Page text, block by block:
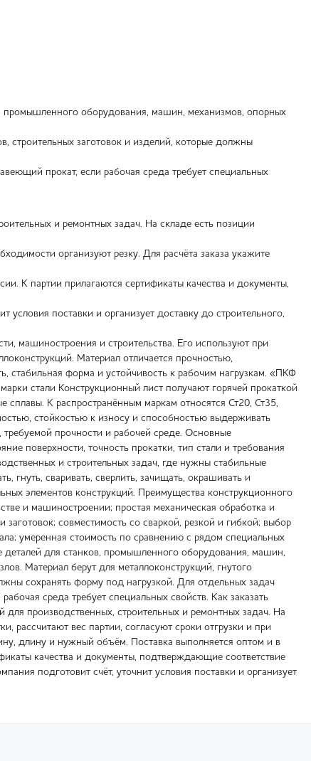
промышленного оборудования, машин, механизмов, опорных
строительных заготовок и изделий, которые должны
прокат, если рабочая среда требует специальных
и ремонтных задач. На складе есть позиции
организуют резку. Для расчёта заказа укажите
К партии прилагаются сертификаты качества и документы,
поставки и организует доставку до строительного,
машиностроения и строительства. Его используют при
Материал отличается прочностью,
форма и устойчивость к рабочим нагрузкам. «ПКФ
стали Конструкционный лист получают горячей прокаткой
сплавы. К распространённым маркам относятся Ст20, Ст35,
стойкостью к износу и способностью выдерживать
прочности и рабочей среде. Основные
поверхности, точность прокатки, тип стали и требования
и строительных задач, где нужны стабильные
гнуть, сваривать, сверлить, зачищать, окрашивать и
элементов конструкций. Преимущества конструкционного
и машиностроении; простая механическая обработка и
совместимость со сваркой, резкой и гибкой; выбор
умеренная стоимость по сравнению с рядом специальных
деталей для станков, промышленного оборудования, машин,
Материал берут для металлоконструкций, гнутого
сохранять форму под нагрузкой. Для отдельных задач
среда требует специальных свойств. Как заказать
производственных, строительных и ремонтных задач. На
рассчитают вес партии, согласуют сроки отгрузки и при
длину и нужный объём. Поставка выполняется оптом и в
качества и документы, подтверждающие соответствие
подготовит счёт, уточнит условия поставки и организует